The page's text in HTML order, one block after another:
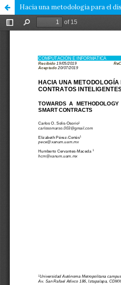
Hacia una metodologia para el